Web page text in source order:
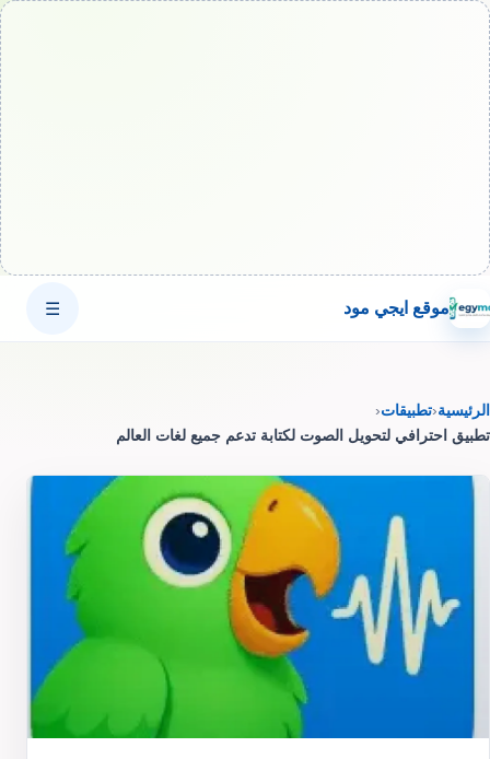
موقع ايجي مود ☰
الرئيسية‹تطبيقات‹
تطبيق احترافي لتحويل الصوت لكتابة تدعم جميع لغات العالم